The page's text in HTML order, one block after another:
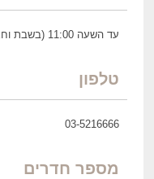
עד השעה 11:00 (בשבת וחג עד 14:00)
טלפון
03-5216666
מספר חדרים